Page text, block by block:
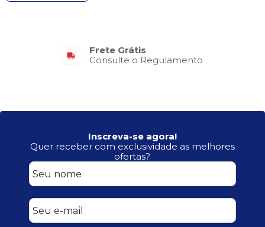
Frete Grátis
Consulte o Regulamento
Inscreva-se agora!
Quer receber com exclusividade as melhores
ofertas?